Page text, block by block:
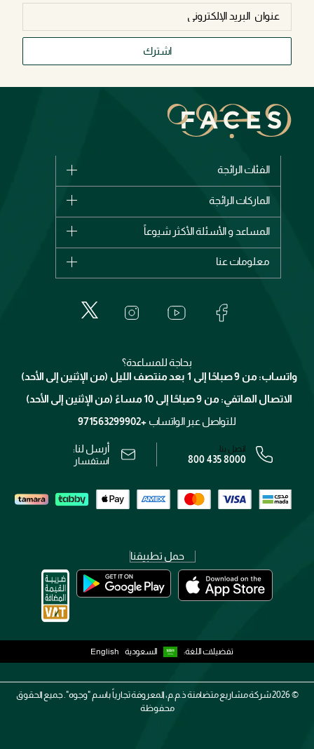
اشترك
الفئات الرائجة
الأكثر مبيعاً
اشترِ بطاقة هدية
الماركات الرائجة
بربري
إيف سان لوران
المساعد و الأسئلة الأكثر شيوعاً
الإرجاع
معلومات عنا
خدمات المعارض
برنامج الولاء ميوز
الوظائف
الشروط و الأحكام
رقم السجل التجاري: 7013320481 — صادر من وزارة التجارة
بحاجة للمساعدة؟
واتساب: من 9 صباحًا إلى 1 بعد منتصف الليل (من الإثنين إلى الأحد)
الاتصال الهاتفي: من 9 صباحًا إلى 10 مساءً (من الإثنين إلى الأحد)
للتواصل عبر الواتساب +971563299902
اتصل بنا:
800 435 8000
أرسل لنا:
استفسار
حمل تطبيقنا
تفضيلات اللغة: السعودية English
2026 ©شركة مشاريع متضامنة ذ.م.م، المعروفة تجارياً باسم "وجوه". جميع الحقوق
محفوظة